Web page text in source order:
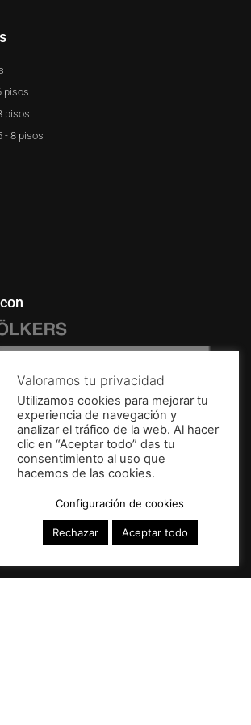
pisos
pisos
- 8 pisos
Valoramos tu privacidad
Utilizamos cookies para mejorar tu
experiencia de navegación y
analizar el tráfico de la web. Al hacer
clic en “Aceptar todo” das tu
consentimiento al uso que
hacemos de las cookies.
Configuración de cookies
Rechazar Aceptar todo